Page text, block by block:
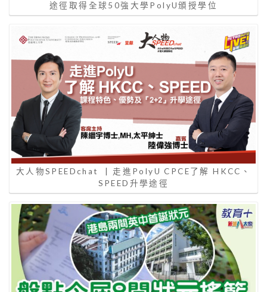
途徑取得全球50強大學PolyU頒授學位
大人物SPEEDchat | 走進PolyU CPCE了解 HKCC、
SPEED升學途徑